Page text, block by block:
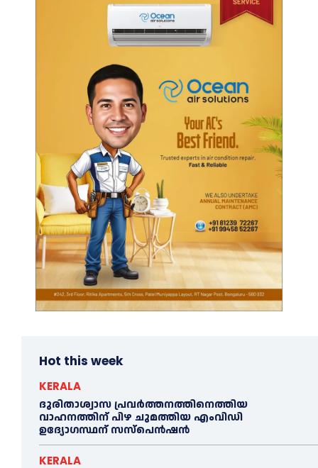
Hot this week
KERALA
ദുരിതാശ്വാസ പ്രവര്‍ത്തനത്തിനെത്തിയ
വാഹനത്തിന് പിഴ ചുമത്തിയ എംവിഡി
ഉദ്യോഗസ്ഥന് സസ്പെൻഷൻ
KERALA